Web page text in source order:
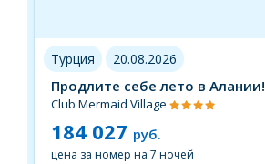
Турция 20.08.2026
Продлите себе лето в Алании!
Club Mermaid Village
184 027 руб.
цена за номер на 7 ночей